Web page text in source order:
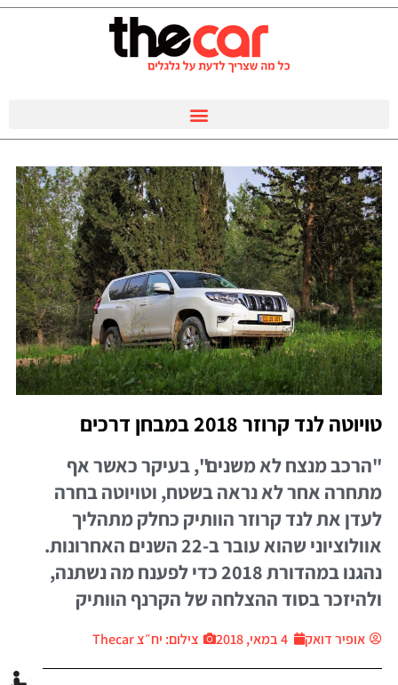
טויוטה לנד קרוזר 2018 במבחן דרכים
"הרכב מנצח לא משנים", בעיקר כאשר אף
מתחרה אחר לא נראה בשטח, וטויוטה בחרה
לעדן את לנד קרוזר הוותיק כחלק מתהליך
אוולוציוני שהוא עובר ב-22 השנים האחרונות.
נהגנו במהדורת 2018 כדי לפענח מה נשתנה,
ולהיזכר בסוד ההצלחה של הקרנף הוותיק
אופיר דואק 4 במאי, 2018 צילום: יח״צ Thecar